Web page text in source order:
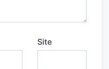
Site